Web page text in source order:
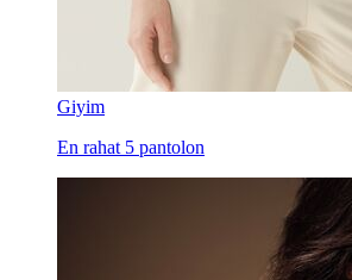
Giyim
En rahat 5 pantolon